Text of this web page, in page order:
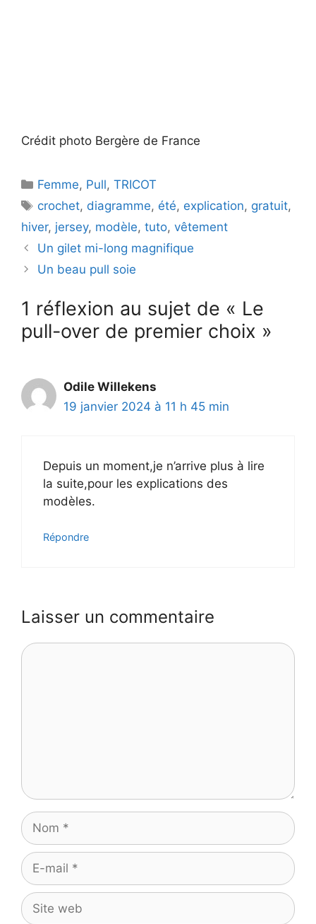
Crédit photo Bergère de France
Catégories
Femme, Pull,TRICOT
Étiquettes
crochet, diagramme, été, explication, gratuit,
hiver, jersey, modèle, tuto, vêtement
Un gilet mi-long magnifique
Un beau pull soie
1 réflexion au sujet de « Le
pull-over de premier choix »
Odile Willekens
19 janvier 2024 à 11 h 45 min
Depuis un moment,je n’arrive plus à lire
la suite,pour les explications des
modèles.
Répondre
Laisser un commentaire
Commentaire
Nom
E-
mail
Site
web